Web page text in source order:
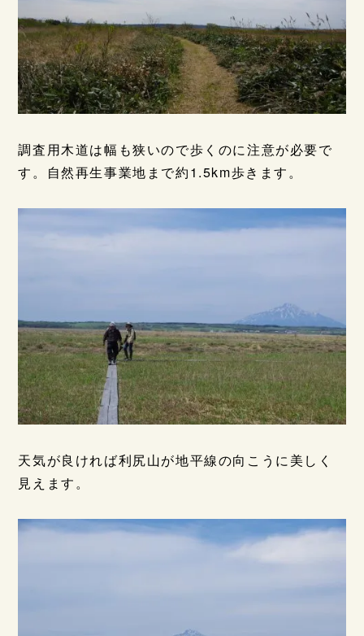
調査用木道は幅も狭いので歩くのに注意が必要で
す。自然再生事業地まで約1.5km歩きます。
天気が良ければ利尻山が地平線の向こうに美しく
見えます。